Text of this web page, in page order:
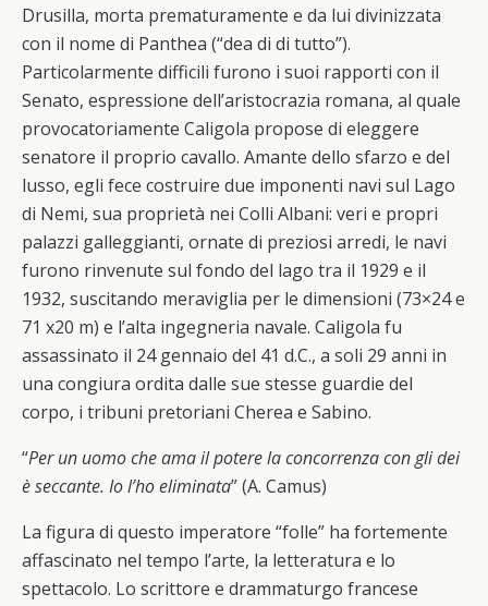
Drusilla, morta prematuramente e da lui divinizzata
con il nome di Panthea (“dea di di tutto”).
Particolarmente difficili furono i suoi rapporti con il
Senato, espressione dell’aristocrazia romana, al quale
provocatoriamente Caligola propose di eleggere
senatore il proprio cavallo. Amante dello sfarzo e del
lusso, egli fece costruire due imponenti navi sul Lago
di Nemi, sua proprietà nei Colli Albani: veri e propri
palazzi galleggianti, ornate di preziosi arredi, le navi
furono rinvenute sul fondo del lago tra il 1929 e il
1932, suscitando meraviglia per le dimensioni (73×24 e
71 x20 m) e l’alta ingegneria navale. Caligola fu
assassinato il 24 gennaio del 41 d.C., a soli 29 anni in
una congiura ordita dalle sue stesse guardie del
corpo, i tribuni pretoriani Cherea e Sabino.
“Per un uomo che ama il potere la concorrenza con gli dei
è seccante. Io l’ho eliminata” (A. Camus)
La figura di questo imperatore “folle” ha fortemente
affascinato nel tempo l’arte, la letteratura e lo
spettacolo. Lo scrittore e drammaturgo francese